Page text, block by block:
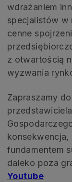
wdrażaniem
specjalistów w
cenne
z otwartością
wyzwania
Zapraszamy
fundamentem
daleko poza
Youtube